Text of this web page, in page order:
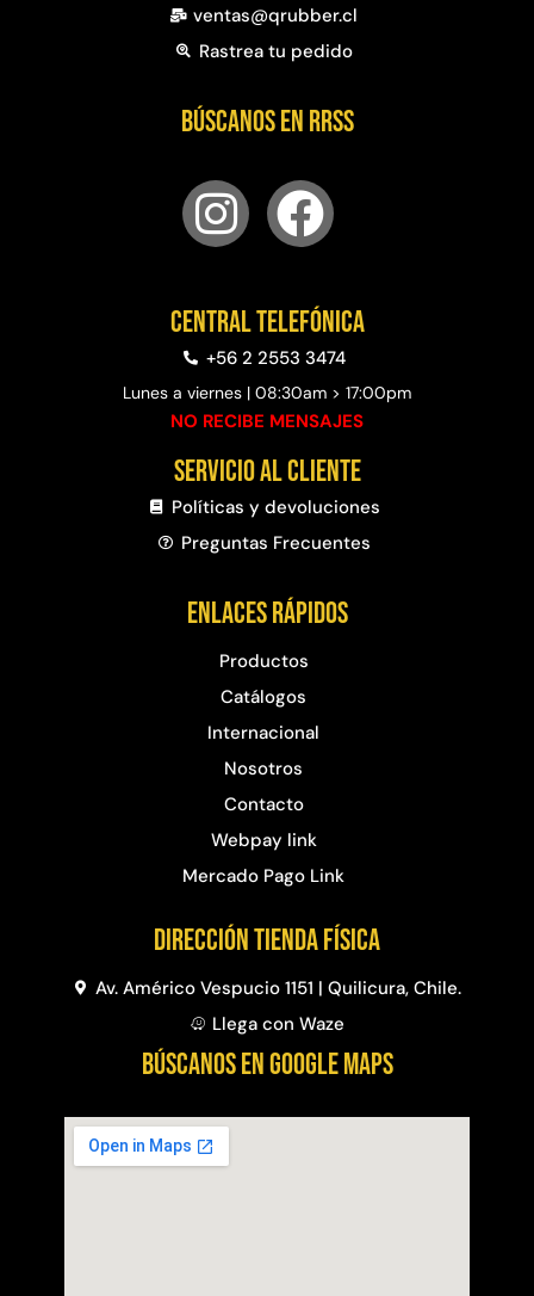
ventas@qrubber.cl
Rastrea tu pedido
Búscanos en RRSS
Central telefónica
+56 2 2553 3474
Lunes a viernes | 08:30am > 17:00pm
NO RECIBE MENSAJES
Servicio al cliente
Políticas y devoluciones
Preguntas Frecuentes​
Enlaces rápidos
Productos
Catálogos
Internacional
Nosotros
Contacto
Webpay link
Mercado Pago Link
Dirección Tienda física
Av. Américo Vespucio 1151 | Quilicura, Chile.
Llega con Waze
BÚSCANOS EN GOOGLE MAPS